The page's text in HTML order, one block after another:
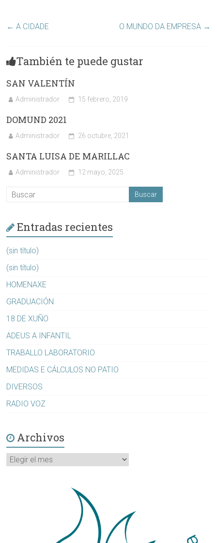
← A CIDADE O MUNDO DA EMPRESA →
También te puede gustar
SAN VALENTÍN
Administrador 15 febrero, 2019
DOMUND 2021
Administrador 26 octubre, 2021
SANTA LUISA DE MARILLAC
Administrador 12 mayo, 2025
Entradas recientes
(sin título)
(sin título)
HOMENAXE
GRADUACIÓN
18 DE XUÑO
ADEUS A INFANTIL
TRABALLO LABORATORIO
MEDIDAS E CÁLCULOS NO PATIO
DIVERSOS
RADIO VOZ
Archivos
Archivos